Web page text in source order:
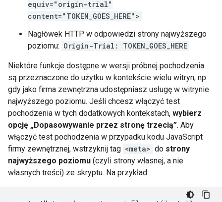
equiv="origin-trial"
content="TOKEN_GOES_HERE">
Nagłówek HTTP w odpowiedzi strony najwyższego
poziomu: Origin-Trial: TOKEN_GOES_HERE
Niektóre funkcje dostępne w wersji próbnej pochodzenia
są przeznaczone do użytku w kontekście wielu witryn, np.
gdy jako firma zewnętrzna udostępniasz usługę w witrynie
najwyższego poziomu. Jeśli chcesz włączyć test
pochodzenia w tych dodatkowych kontekstach, wybierz
opcję „Dopasowywanie przez stronę trzecią”. Aby
włączyć test pochodzenia w przypadku kodu JavaScript
firmy zewnętrznej, wstrzyknij tag <meta> do strony
najwyższego poziomu (czyli strony własnej, a nie
własnych treści) ze skryptu. Na przykład: